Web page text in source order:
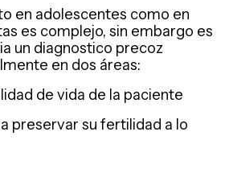
en adolescentes como en
es complejo, sin embargo es
un diagnostico precoz
en dos áreas:
de vida de la paciente
preservar su fertilidad a lo